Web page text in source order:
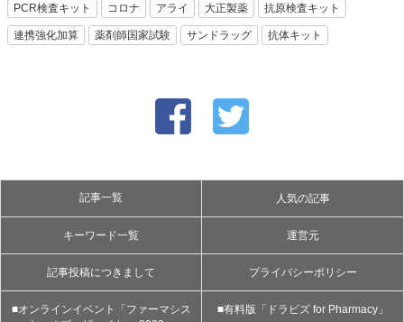
PCR検査キット コロナ アライ 大正製薬 抗原検査キット
連携強化加算 薬剤師国家試験 サンドラッグ 抗体キット
記事一覧 人気の記事
キーワード一覧 運営元
記事投稿につきまして プライバシーポリシー
■オンラインイベント「ファーマシス
■有料版「ドラビズ for Pharmacy」